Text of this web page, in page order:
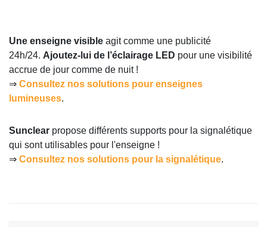
Une enseigne visible agit comme une publicité
24h/24. Ajoutez-lui de l’éclairage LED pour une visibilité
accrue de jour comme de nuit !
⇒ Consultez nos solutions pour enseignes
lumineuses.
Sunclear propose différents supports pour la signalétique
qui sont utilisables pour l'enseigne !
⇒ Consultez nos solutions pour la signalétique.